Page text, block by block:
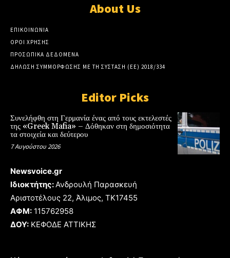
About Us
ΕΠΙΚΟΙΝΩΝΙΑ
ΟΡΟΙ ΧΡΗΣΗΣ
ΠΡΟΣΩΠΙΚΑ ΔΕΔΟΜΕΝΑ
ΔΗΛΩΣΗ ΣΥΜΜΟΡΦΩΣΗΣ ΜΕ ΤΗ ΣΥΣΤΑΣΗ (ΕΕ) 2018/334
Editor Picks
Συνελήφθη στη Γερμανία ένας από τους εκτελεστές
της «Greek Mafia» – Δόθηκαν στη δημοσιότητα
τα στοιχεία και δεύτερου
7 Αυγούστου 2026
Newsvoice.gr
Ιδιοκτήτης: Ανδρουλή Παρασκευή
Αριστοτέλους 22, Άλιμος, TK17455
ΑΦΜ: 115762958
ΔΟΥ: ΚΕΦΟΔΕ ΑΤΤΙΚΗΣ